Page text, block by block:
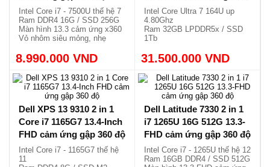
Intel Core i7 - 7500U thế hệ 7
Ram DDR4 16G / SSD 256G
Màn hình 13.3 cảm ứng x360
Vỏ nhôm siêu mỏng, nhẹ
8.990.000 VND
rời phím
Intel Core Ultra 7 164U up
4.80Ghz
Ram 32GB LPDDR5x / SSD
1Tb
phím
Siêu mỏng, nhẹ chỉ 0.79kg /
1.18kg.
31.500.000 VND
Dell XPS 13 9310 2 in 1
Core i7 1165G7 13.4-Inch
FHD cảm ứng gập 360 độ
Intel Core i7 - 1165G7 thế hệ
11
Dell Latitude 7330 2 in 1
i7 1265U 16G 512G 13.3-
FHD cảm ứng gập 360 độ
Intel Core i7 - 1265U thế hệ 12
Ram 16GB DDR4 / SSD 512G